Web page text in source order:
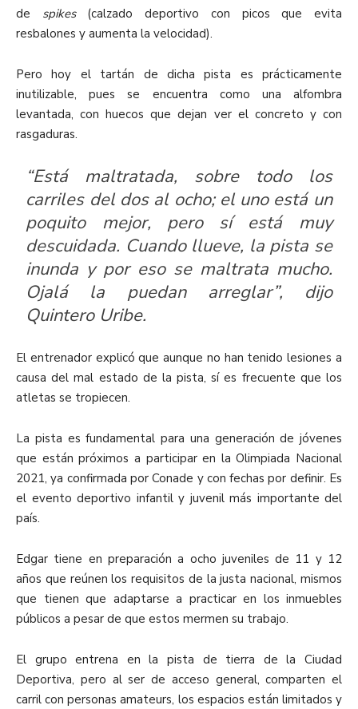
de spikes (calzado deportivo con picos que evita
resbalones y aumenta la velocidad).
Pero hoy el tartán de dicha pista es prácticamente
inutilizable, pues se encuentra como una alfombra
levantada, con huecos que dejan ver el concreto y con
rasgaduras.
“Está maltratada, sobre todo los
carriles del dos al ocho; el uno está un
poquito mejor, pero sí está muy
descuidada. Cuando llueve, la pista se
inunda y por eso se maltrata mucho.
Ojalá la puedan arreglar”, dijo
Quintero Uribe.
El entrenador explicó que aunque no han tenido lesiones a
causa del mal estado de la pista, sí es frecuente que los
atletas se tropiecen.
La pista es fundamental para una generación de jóvenes
que están próximos a participar en la Olimpiada Nacional
2021, ya confirmada por Conade y con fechas por definir. Es
el evento deportivo infantil y juvenil más importante del
país.
Edgar tiene en preparación a ocho juveniles de 11 y 12
años que reúnen los requisitos de la justa nacional, mismos
que tienen que adaptarse a practicar en los inmuebles
públicos a pesar de que estos mermen su trabajo.
El grupo entrena en la pista de tierra de la Ciudad
Deportiva, pero al ser de acceso general, comparten el
carril con personas amateurs, los espacios están limitados y